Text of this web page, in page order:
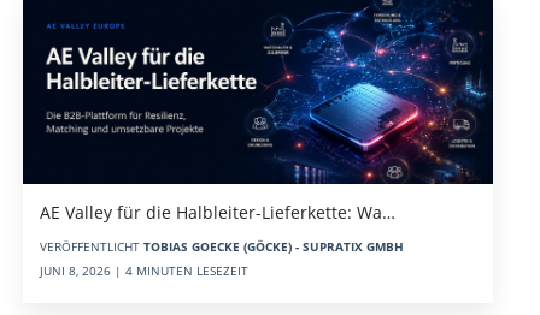
AE Valley für die Halbleiter-Lieferkette: Wa…
VERÖFFENTLICHT TOBIAS GOECKE (GÖCKE) - SUPRATIX GMBH
JUNI 8, 2026 | 4 MINUTEN LESEZEIT